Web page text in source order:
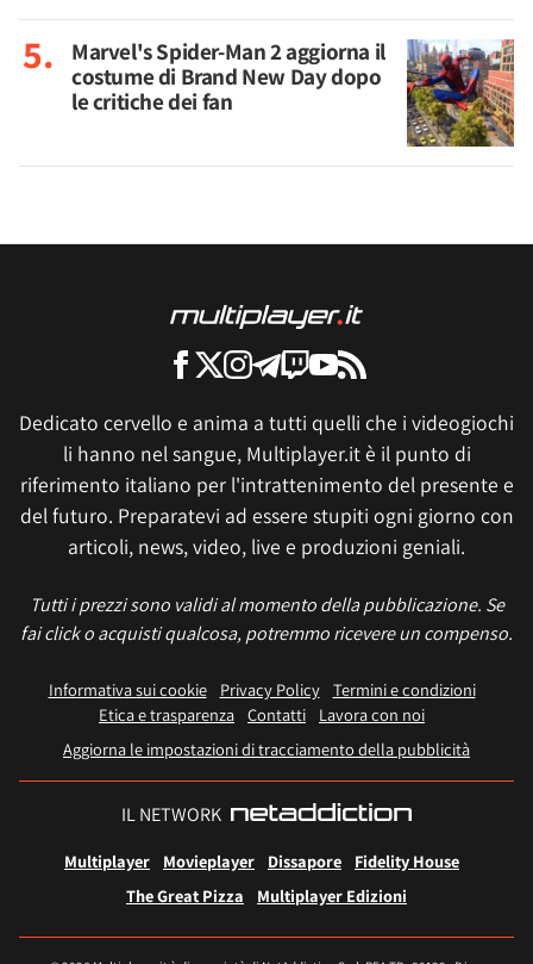
Marvel's Spider-Man 2 aggiorna il
costume di Brand New Day dopo
le critiche dei fan
Dedicato cervello e anima a tutti quelli che i videogiochi
li hanno nel sangue, Multiplayer.it è il punto di
riferimento italiano per l'intrattenimento del presente e
del futuro. Preparatevi ad essere stupiti ogni giorno con
articoli, news, video, live e produzioni geniali.
Tutti i prezzi sono validi al momento della pubblicazione. Se
fai click o acquisti qualcosa, potremmo ricevere un compenso.
Informativa sui cookie Privacy Policy
Termini e condizioni
Etica e trasparenza Contatti
Lavora con noi
Aggiorna le impostazioni di tracciamento della pubblicità
IL NETWORK
Multiplayer Movieplayer Dissapore
Fidelity House
The Great Pizza
Multiplayer Edizioni